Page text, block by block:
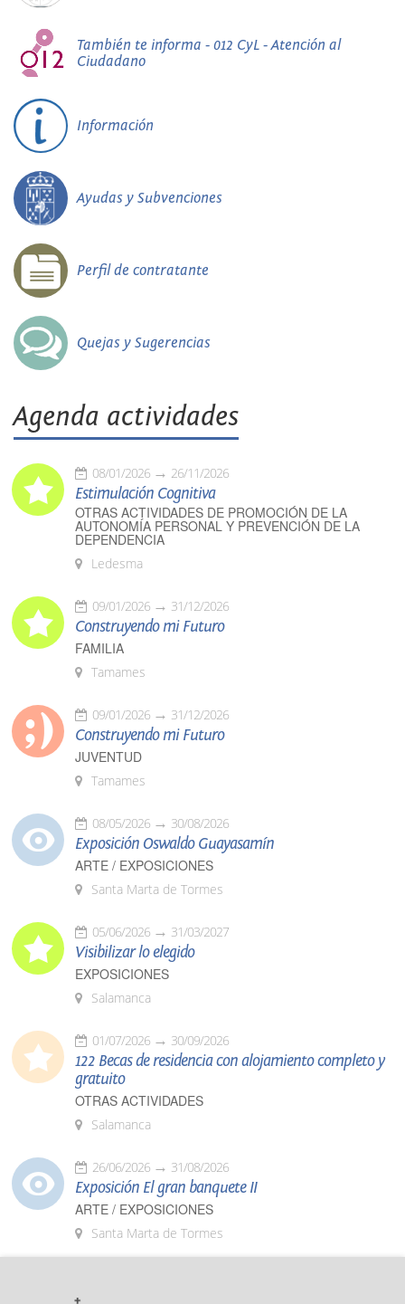
También te informa - 012 CyL - Atención al
Ciudadano
Información
Ayudas y Subvenciones
Perfil de contratante
Quejas y Sugerencias
Agenda actividades
08/01/2026 26/11/2026
Estimulación Cognitiva
OTRAS ACTIVIDADES DE PROMOCIÓN DE LA
AUTONOMÍA PERSONAL Y PREVENCIÓN DE LA
DEPENDENCIA
Ledesma
09/01/2026 31/12/2026
Construyendo mi Futuro
FAMILIA
Tamames
09/01/2026 31/12/2026
Construyendo mi Futuro
JUVENTUD
Tamames
08/05/2026 30/08/2026
Exposición Oswaldo Guayasamín
ARTE / EXPOSICIONES
Santa Marta de Tormes
05/06/2026 31/03/2027
Visibilizar lo elegido
EXPOSICIONES
Salamanca
01/07/2026 30/09/2026
122 Becas de residencia con alojamiento completo y
gratuito
OTRAS ACTIVIDADES
Salamanca
26/06/2026 31/08/2026
Exposición El gran banquete II
ARTE / EXPOSICIONES
Santa Marta de Tormes